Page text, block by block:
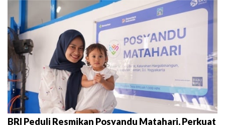
BRI Peduli Resmikan Posyandu Matahari, Perkuat